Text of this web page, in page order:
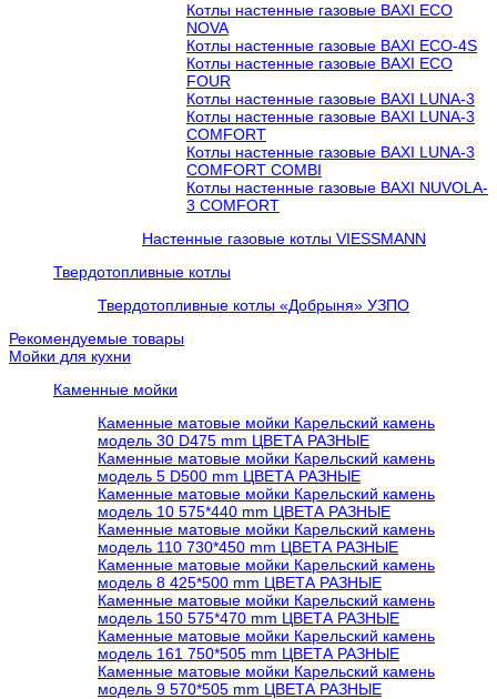
Котлы настенные газовые BAXI ECO
NOVA
Котлы настенные газовые BAXI ECO-4S
Котлы настенные газовые BAXI ECO
FOUR
Котлы настенные газовые BAXI LUNA-3
Котлы настенные газовые BAXI LUNA-3
COMFORT
Котлы настенные газовые BAXI LUNA-3
COMFORT COMBI
Котлы настенные газовые BAXI NUVOLA-
3 COMFORT
Настенные газовые котлы VIESSMANN
Твердотопливные котлы
Твердотопливные котлы «Добрыня» УЗПО
Рекомендуемые товары
Мойки для кухни
Каменные мойки
Каменные матовые мойки Карельский камень
модель 30 D475 mm ЦВЕТА РАЗНЫЕ
Каменные матовые мойки Карельский камень
модель 5 D500 mm ЦВЕТА РАЗНЫЕ
Каменные матовые мойки Карельский камень
модель 10 575*440 mm ЦВЕТА РАЗНЫЕ
Каменные матовые мойки Карельский камень
модель 110 730*450 mm ЦВЕТА РАЗНЫЕ
Каменные матовые мойки Карельский камень
модель 8 425*500 mm ЦВЕТА РАЗНЫЕ
Каменные матовые мойки Карельский камень
модель 150 575*470 mm ЦВЕТА РАЗНЫЕ
Каменные матовые мойки Карельский камень
модель 161 750*505 mm ЦВЕТА РАЗНЫЕ
Каменные матовые мойки Карельский камень
модель 9 570*505 mm ЦВЕТА РАЗНЫЕ